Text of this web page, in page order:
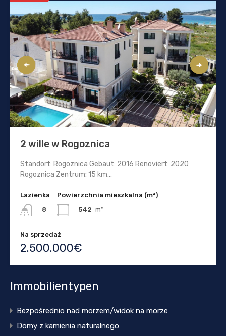
2 wille w Rogoznica
Standort: Rogoznica Gebaut: 2016 Renoviert: 2020
Rogoznica Zentrum: 15 km…
Lazienka
8
Powierzchnia mieszkalna (m²)
542 m²
Na sprzedaż
2.500.000€
Immobilientypen
Bezpośrednio nad morzem/widok na morze
Domy z kamienia naturalnego